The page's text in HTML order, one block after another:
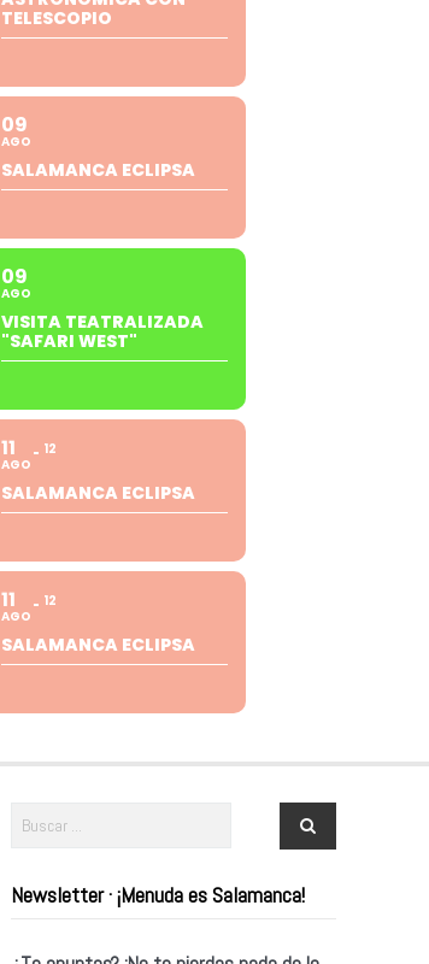
TELESCOPIO
09
AGO
SALAMANCA ECLIPSA
09
AGO
VISITA TEATRALIZADA
"SAFARI WEST"
11
AGO
12
SALAMANCA ECLIPSA
11
AGO
12
SALAMANCA ECLIPSA
Newsletter · ¡Menuda es Salamanca!